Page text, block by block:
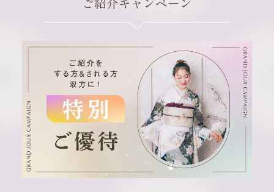
ご紹介キャンペーン